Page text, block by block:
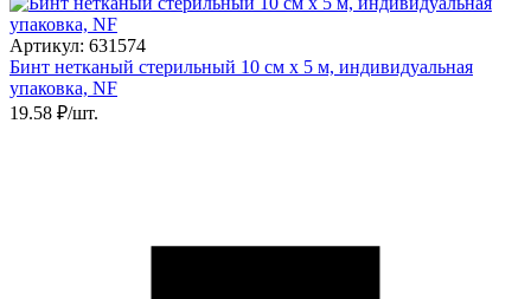
Артикул: 631574
Бинт нетканый стерильный 10 см х 5 м, индивидуальная
упаковка, NF
19.58 ₽/шт.